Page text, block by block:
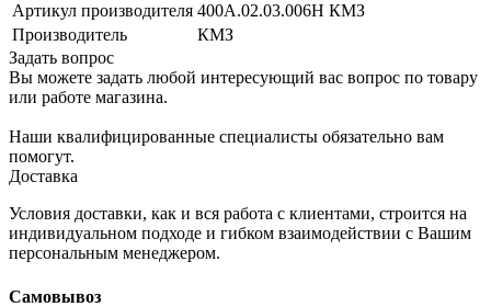
Артикул производителя 400А.02.03.006Н КМЗ
Производитель
КМЗ
Задать вопрос
Вы можете задать любой интересующий вас вопрос по товару
или работе магазина.
Наши квалифицированные специалисты обязательно вам
помогут.
Доставка
Условия доставки, как и вся работа с клиентами, строится на
индивидуальном подходе и гибком взаимодействии с Вашим
персональным менеджером.
Самовывоз